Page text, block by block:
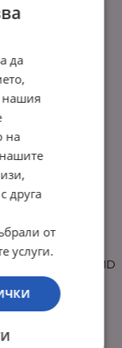
рамка
системи на AMD
да
нашия
на
друга
от
услуги.